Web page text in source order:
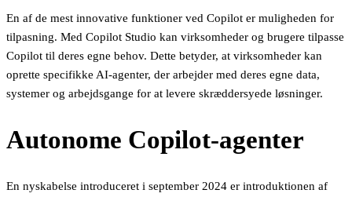
En af de mest innovative funktioner ved Copilot er muligheden for
tilpasning. Med Copilot Studio kan virksomheder og brugere tilpasse
Copilot til deres egne behov. Dette betyder, at virksomheder kan
oprette specifikke AI-agenter, der arbejder med deres egne data,
systemer og arbejdsgange for at levere skræddersyede løsninger.
Autonome Copilot-agenter
En nyskabelse introduceret i september 2024 er introduktionen af